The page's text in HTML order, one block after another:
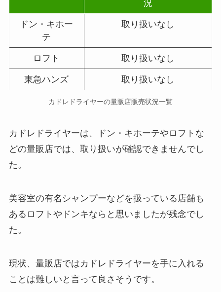
況
ドン・キホー
テ
取り扱いなし
ロフト 取り扱いなし
東急ハンズ 取り扱いなし
カドレドライヤーの量販店販売状況一覧
カドレドライヤーは、ドン・キホーテやロフトな
どの量販店では、取り扱いが確認できませんでし
た。
美容室の有名シャンプーなどを扱っている店舗も
あるロフトやドンキならと思いましたが残念でし
た。
現状、量販店ではカドレドライヤーを手に入れる
ことは難しいと言って良さそうです。